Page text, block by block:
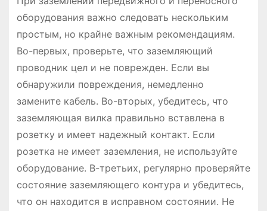
оборудования важно следовать нескольким
простым, но крайне важным рекомендациям.
Во-первых, проверьте, что заземляющий
проводник цел и не поврежден. Если вы
обнаружили повреждения, немедленно
замените кабель. Во-вторых, убедитесь, что
заземляющая вилка правильно вставлена в
розетку и имеет надежный контакт. Если
розетка не имеет заземления, не используйте
оборудование. В-третьих, регулярно проверяйте
состояние заземляющего контура и убедитесь,
что он находится в исправном состоянии. Не